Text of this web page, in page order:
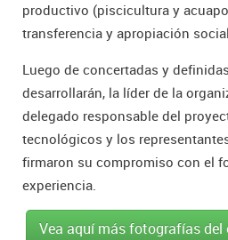
productivo (piscicultura y
transferencia y apropiación
Luego de concertadas y
desarrollarán, la líder de la
delegado responsable del
tecnológicos y los
firmaron su compromiso con el
experiencia.
Vea aquí más fotografías del